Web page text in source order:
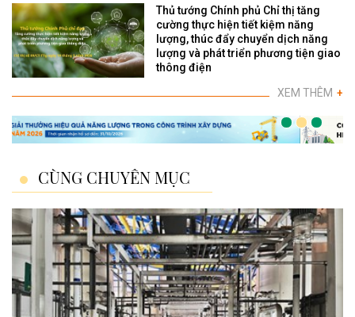
Thủ tướng Chính phủ Chỉ thị tăng
cường thực hiện tiết kiệm năng
lượng, thúc đẩy chuyển dịch năng
lượng và phát triển phương tiện giao
thông điện
XEM THÊM +
CÙNG CHUYÊN MỤC